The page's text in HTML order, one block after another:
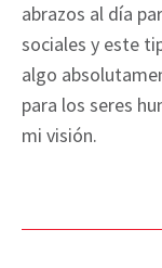
abrazos al día
sociales y este
algo
para los seres
mi visión.